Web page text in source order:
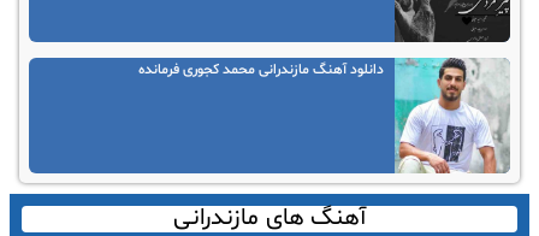
دانلود آهنگ مازندرانی محمد کجوری فرمانده
آهنگ های مازندرانی